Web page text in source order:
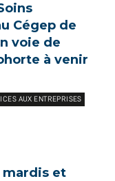
Cégep de
voie de
à venir
AUX ENTREPRISES
mardis et